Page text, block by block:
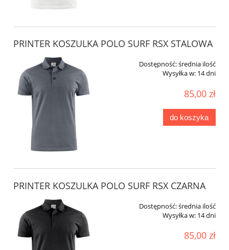
PRINTER KOSZULKA POLO SURF RSX STALOWA
Dostępność:średnia ilość
Wysyłka w: 14 dni
85,00 zł
do koszyka
PRINTER KOSZULKA POLO SURF RSX CZARNA
Dostępność:średnia ilość
Wysyłka w: 14 dni
85,00 zł